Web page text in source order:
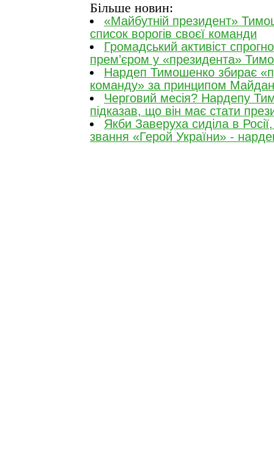
Більше новин:
«Майбутній президент»
список ворогів своєї команди
Громадський активіст
прем’єром у «президента»
Нардеп Тимошенко збирає
команду» за принципом
Черговий месія? Нардепу
підказав, що він має стати
Якби Заверуха сиділа в
звання «Герой України» -